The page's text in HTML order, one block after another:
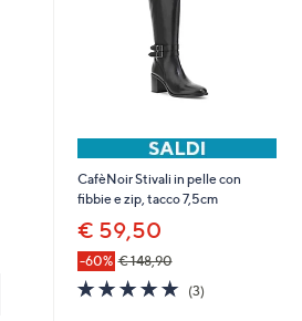
CafèNoir Stivali in pelle con
fibbie e zip, tacco 7,5cm
€ 59,50
-60% € 148,90
5.0
of
(3)